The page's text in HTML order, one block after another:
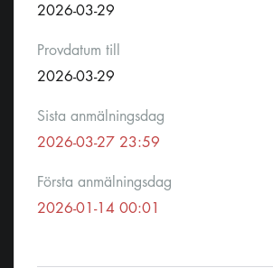
2026-03-29
Provdatum till
2026-03-29
Sista anmälningsdag
2026-03-27 23:59
Första anmälningsdag
2026-01-14 00:01